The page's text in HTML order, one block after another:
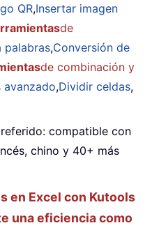
QR,Insertar imagen
de
palabras,Conversión de
de combinación y
avanzado,Dividir celdas,
compatible con
chino y 40+ más
en Excel con Kutools
una eficiencia como